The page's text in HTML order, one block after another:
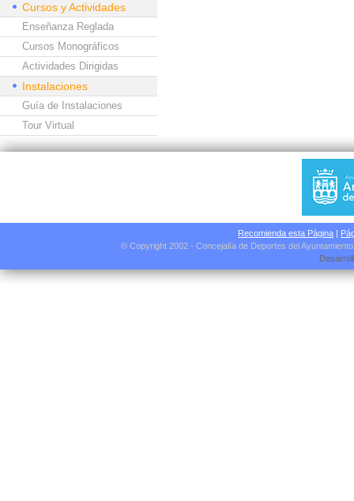
Cursos y Actividades
Enseñanza Reglada
Cursos Monográficos
Actividades Dirigidas
Instalaciones
Guía de Instalaciones
Tour Virtual
Recomienda esta Página |
© Copyright 2002 - Concejalía de Deportes del